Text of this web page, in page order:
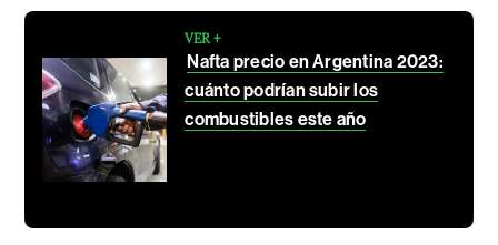
VER +
Nafta precio en Argentina 2023:
cuánto podrían subir los
combustibles este año